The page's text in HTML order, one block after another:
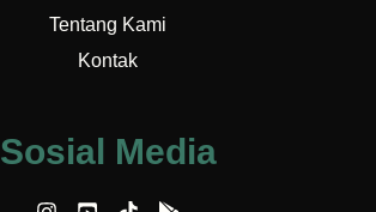
Tentang Kami
Kontak
Sosial Media